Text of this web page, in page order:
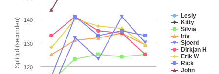
Splittijd (seconden)
Lesly
Kitty
Silvia
Iris
Sjoerd
Dirkjan H
Erik W
Rick
John
120
130
140